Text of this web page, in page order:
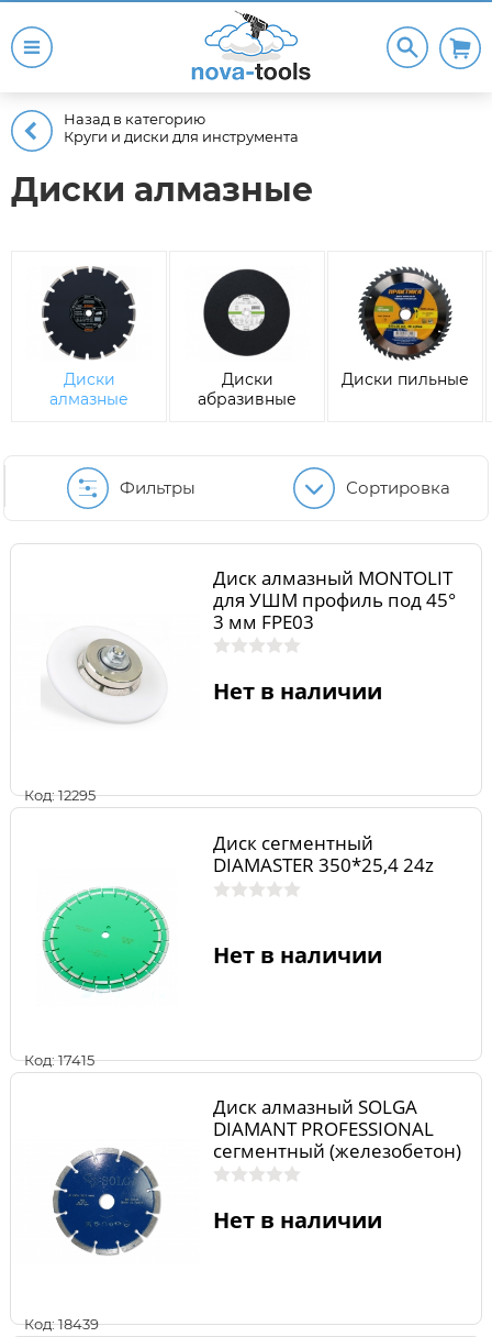
Назад в категорию
Круги и диски для инструмента
Диски алмазные
Диски
алмазные
Диски
абразивные
Диски пильные
Фильтры Сортировка
Код: 12295
Диск алмазный MONTOLIT
для УШМ профиль под 45°
3 мм FPE03
Нет в наличии
Код: 17415
Диск сегментный
DIAMASTER 350*25,4 24z
Нет в наличии
Код: 18439
Диск алмазный SOLGA
DIAMANT PROFESSIONAL
сегментный (железобетон)
150мм/22,23
Нет в наличии